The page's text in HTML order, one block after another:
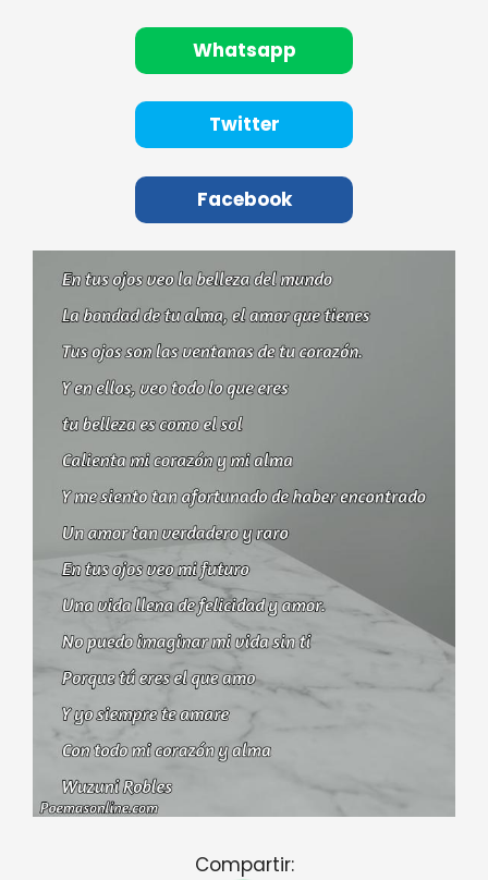
Whatsapp
Twitter
Facebook
Compartir: